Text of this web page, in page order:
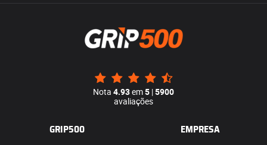
Nota 4.93em5 |5900
avaliações
GRIP500 EMPRESA